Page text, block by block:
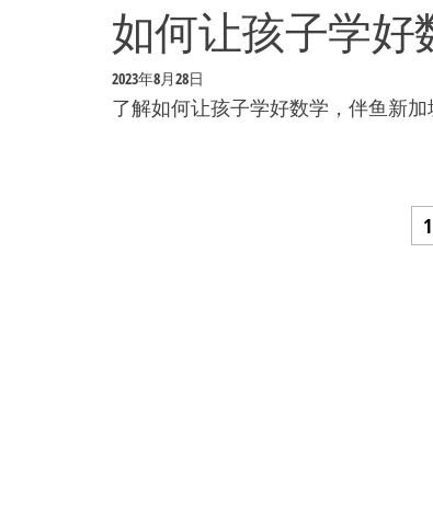
如何让孩子学
2023年8月28日
了解如何让孩子学好数学，伴鱼新加
1